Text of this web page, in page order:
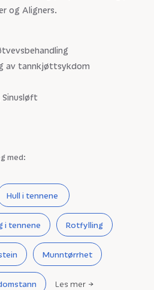
og Aligners.
av tannkjøttsykdom
Sinusløft
med:
Hull i tennene
i tennene Rotfylling
Munntørrhet
Les mer